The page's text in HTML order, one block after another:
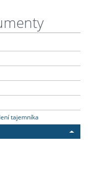
tajemníka